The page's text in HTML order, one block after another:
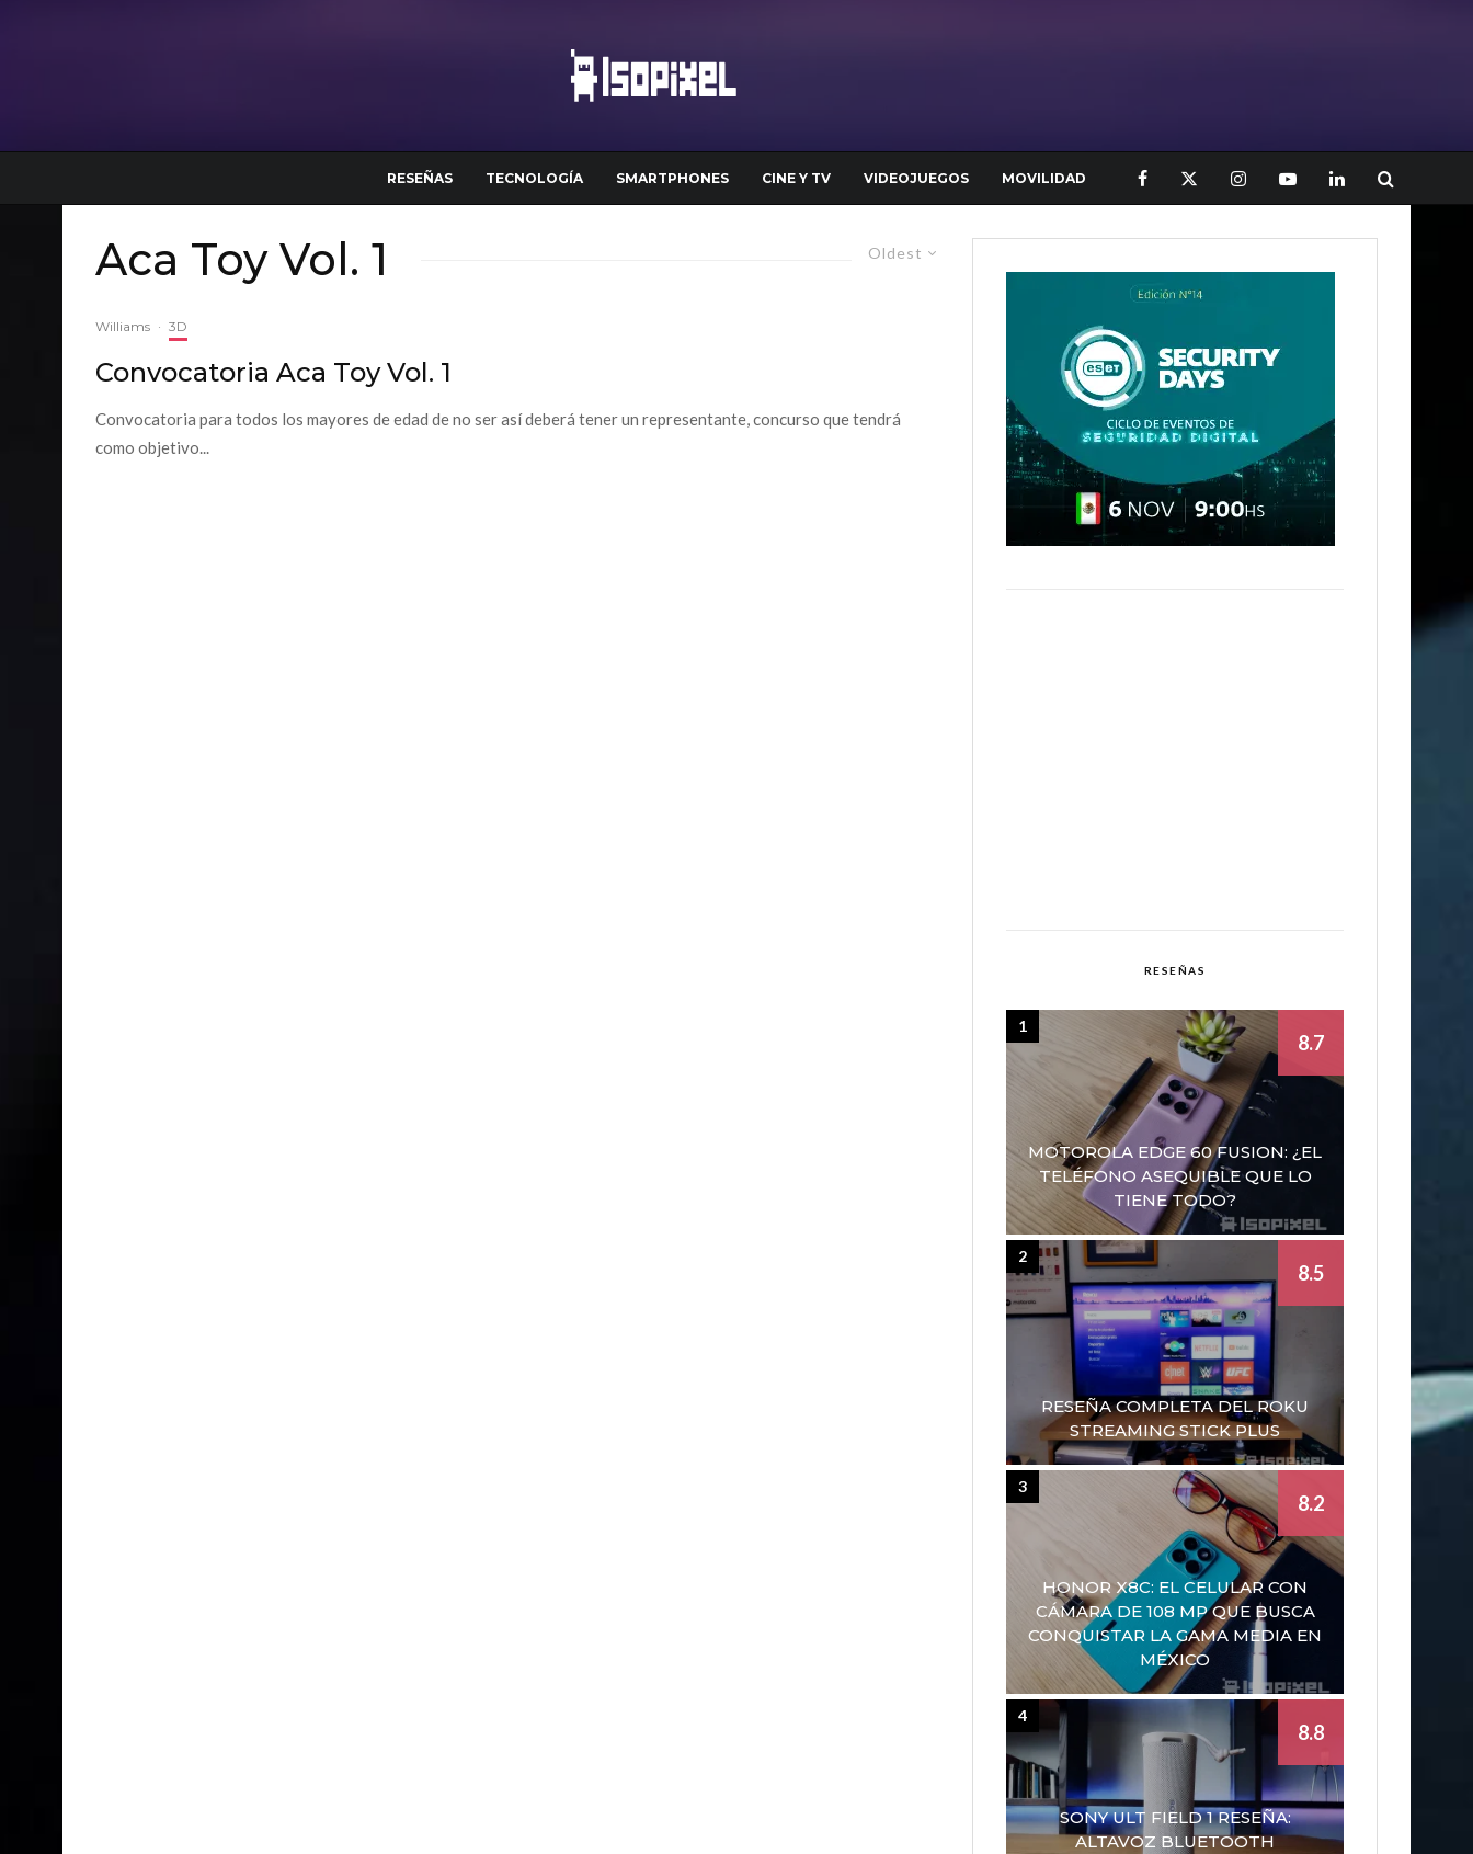
RESEÑAS TECNOLOGÍA SMARTPHONES CINE Y TV VIDEOJUEGOS MOVILIDAD
Oldest
Aca Toy Vol. 1
Williams · 3D
Convocatoria Aca Toy Vol. 1
Convocatoria para todos los mayores de edad de no ser así deberá tener un representante, concurso que tendrá
como objetivo...
RESEÑAS
MOTOROLA EDGE 60 FUSION: ¿EL
TELÉFONO ASEQUIBLE QUE LO
TIENE TODO?
8.7
1
RESEÑA COMPLETA DEL ROKU
STREAMING STICK PLUS
8.5
2
HONOR X8C: EL CELULAR CON
CÁMARA DE 108 MP QUE BUSCA
CONQUISTAR LA GAMA MEDIA EN
MÉXICO
8.2
3
SONY ULT FIELD 1 RESEÑA:
ALTAVOZ BLUETOOTH
8.8
4